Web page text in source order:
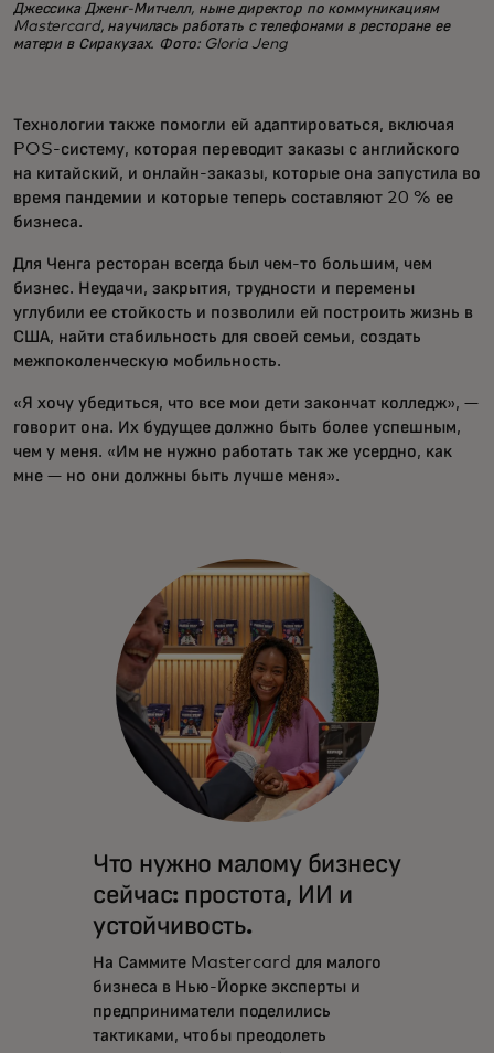
Джессика Дженг-Митчелл, ныне директор по коммуникациям
Mastercard, научилась работать с телефонами в ресторане ее
матери в Сиракузах. Фото: Gloria Jeng
Технологии также помогли ей адаптироваться, включая
POS-систему, которая переводит заказы с английского
на китайский, и онлайн-заказы, которые она запустила во
время пандемии и которые теперь составляют 20 % ее
бизнеса.
Для Ченга ресторан всегда был чем-то большим, чем
бизнес. Неудачи, закрытия, трудности и перемены
углубили ее стойкость и позволили ей построить жизнь в
США, найти стабильность для своей семьи, создать
межпоколенческую мобильность.
«Я хочу убедиться, что все мои дети закончат колледж», —
говорит она. Их будущее должно быть более успешным,
чем у меня. «Им не нужно работать так же усердно, как
мне — но они должны быть лучше меня».
Что нужно малому бизнесу
сейчас: простота, ИИ и
устойчивость.
На Саммите Mastercard для малого
бизнеса в Нью-Йорке эксперты и
предприниматели поделились
тактиками, чтобы преодолеть